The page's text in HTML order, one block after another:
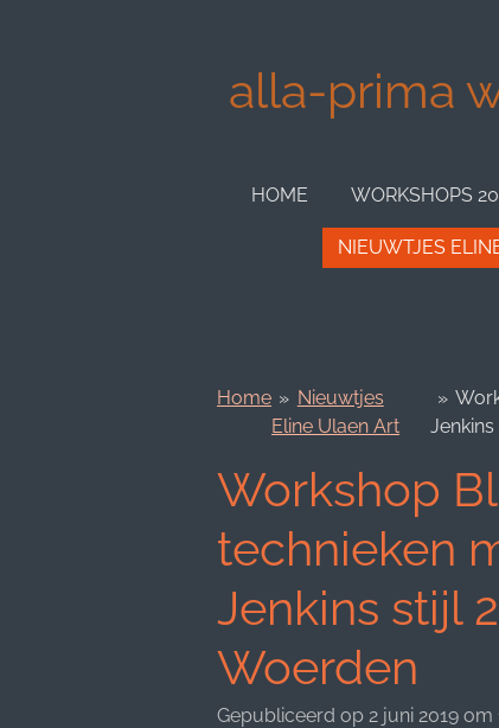
alla-prima
HOME WORKSHOPS
NIEUWTJES
Home » Nieuwtjes
Eline Ulaen Art
»
Workshop
technieken
Jenkins stijl
Woerden
Gepubliceerd op 2 juni 2019 om